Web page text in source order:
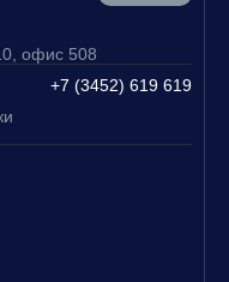
офис 508
+7 (3452) 619 619